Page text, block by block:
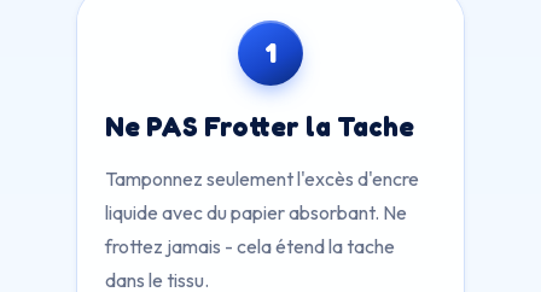
1
Ne PAS Frotter la Tache
Tamponnez seulement l'excès d'encre
liquide avec du papier absorbant. Ne
frottez jamais - cela étend la tache
dans le tissu.